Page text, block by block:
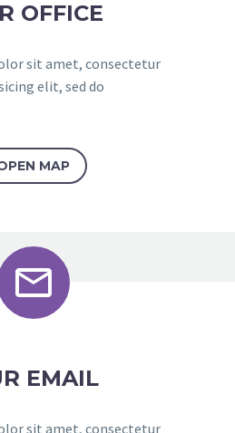
OFFICE
sit amet, consectetur
elit, sed do
MAP


EMAIL
sit amet, consectetur